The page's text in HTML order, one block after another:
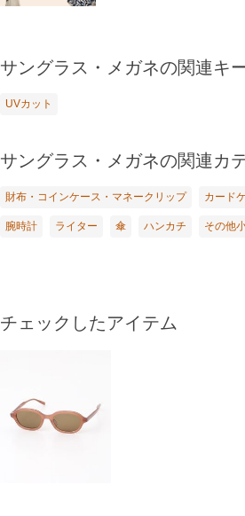
サングラス・メガネの関連キ
UVカット
サングラス・メガネの関連カ
財布・コインケース・マネークリップ カード
腕時計 ライター 傘 ハンカチ その他
チェックしたアイテム